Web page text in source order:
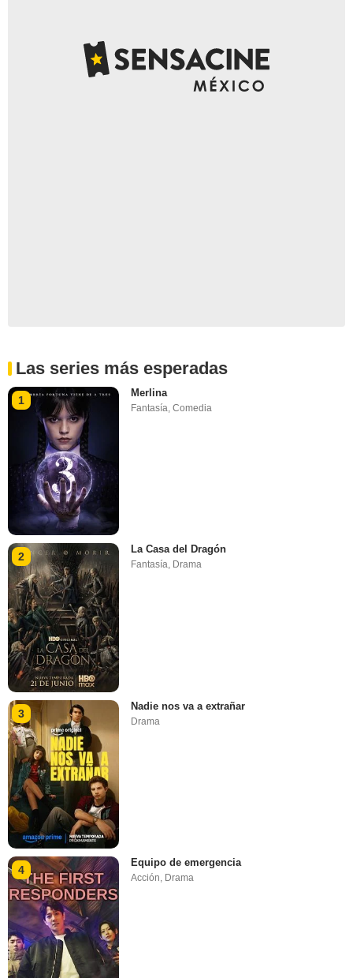
Las series más esperadas
1
Merlina
Fantasía,Comedia
2
La Casa del Dragón
Fantasía, Drama
3
Nadie nos va a extrañar
Drama
4
Equipo de emergencia
Acción, Drama